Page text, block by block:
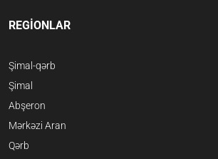
REGİONLAR
Şimal-qərb
Şimal
Abşeron
Mərkəzi Aran
Qərb